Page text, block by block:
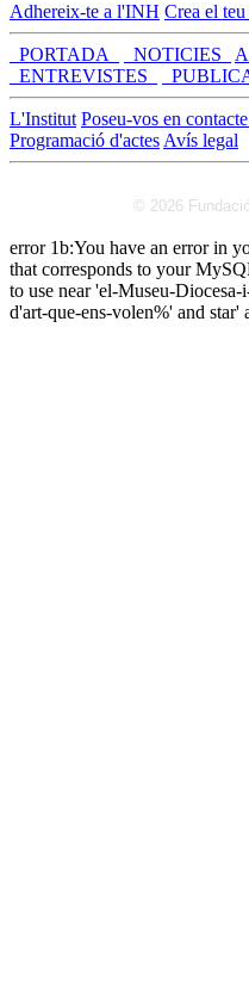
Adhereix-te a l'INH Crea el
_PORTADA_ _NOTICIES_
_ENTREVISTES_
L'Institut Poseu-vos en
Programació d'actes Avís legal
© 2026
error 1b:You have an error in
that corresponds to your
to use near 'el-Museu-
d'art-que-ens-volen%' and star'